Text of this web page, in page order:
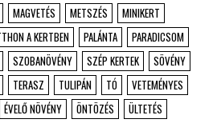
MAGVETÉS METSZÉS
MINIKERT
A KERTBEN PALÁNTA
PARADICSOM
SZOBANÖVÉNY SZÉP KERTEK
SÖVÉNY
TERASZ TULIPÁN TÓ
VETEMÉNYES
ÉVELŐ NÖVÉNY ÖNTÖZÉS
ÜLTETÉS